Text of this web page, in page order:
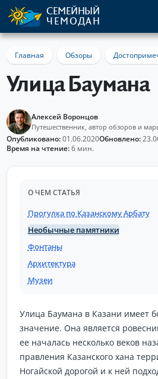
СЕМЕЙНЫЙ
ЧЕМОДАН
Главная Обзоры
Улица Баумана
Алексей Воронцов
Путешественник, автор обзоров и
Опубликовано:01.06.2020Обновлено:
Время на чтение:6 мин.
Улица Баумана в Казани имеет
значение. Она является
ее началась несколько веков
правления Казанского хана
Ногайской дорогой и к ней
О ЧЕМ СТАТЬЯ
Прогулка по Казанскому Арбату
Необычные памятники
Фонтаны
Архитектура
Музеи